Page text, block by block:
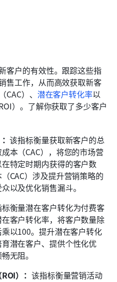
客户的有效性。跟踪这些指
售工作，从而高效获取新客
）、 潜在客户转化率以
）。了解你获取了多少客户
该指标衡量获取新客户的总
本（CAC），将您的市场营
特定时期内获得的客户数
CAC）涉及提升营销策略的
以及优化销售漏斗。
衡量潜在客户转化为付费客
客户转化率，将客户数量除
以100。提升潜在客户转化
潜在客户、提供个性化优
无阻。
）：该指标衡量营销活动